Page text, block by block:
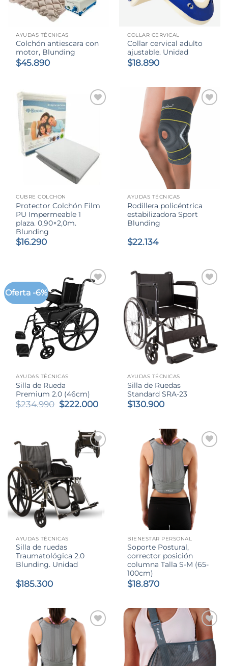
AYUDAS TÉCNICAS
Colchón antiescara con
motor, Blunding
$45.890
COLLAR CERVICAL
Collar cervical adulto
ajustable. Unidad
$18.890
CUBRE COLCHON
Protector Colchón Film
PU Impermeable 1
plaza. 0,90×2,0m.
Blunding
$16.290
AYUDAS TÉCNICAS
Rodillera policéntrica
estabilizadora Sport
Blunding
$22.134
Oferta -6%
AYUDAS TÉCNICAS
Silla de Rueda
Premium 2.0 (46cm)
$234.990 El
$234.990.
$222.000El
es:
$222.000.
AYUDAS TÉCNICAS
Silla de Ruedas
Standard SRA-23
$130.900
AYUDAS TÉCNICAS
Silla de ruedas
Traumatológica 2.0
Blunding. Unidad
$185.300
BIENESTAR PERSONAL
Soporte Postural,
corrector posición
columna Talla S-M (65-
100cm)
$18.870